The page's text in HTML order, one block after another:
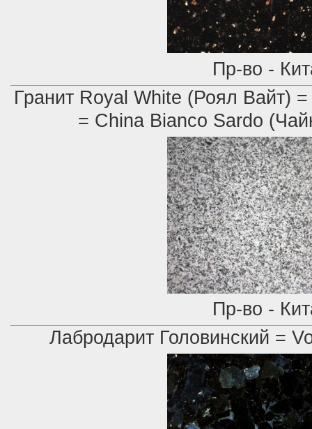
Пр-во -
Гранит Royal White (Роял Вайт)
= China Bianco Sardo
Пр-во -
Лабродарит Головинский =